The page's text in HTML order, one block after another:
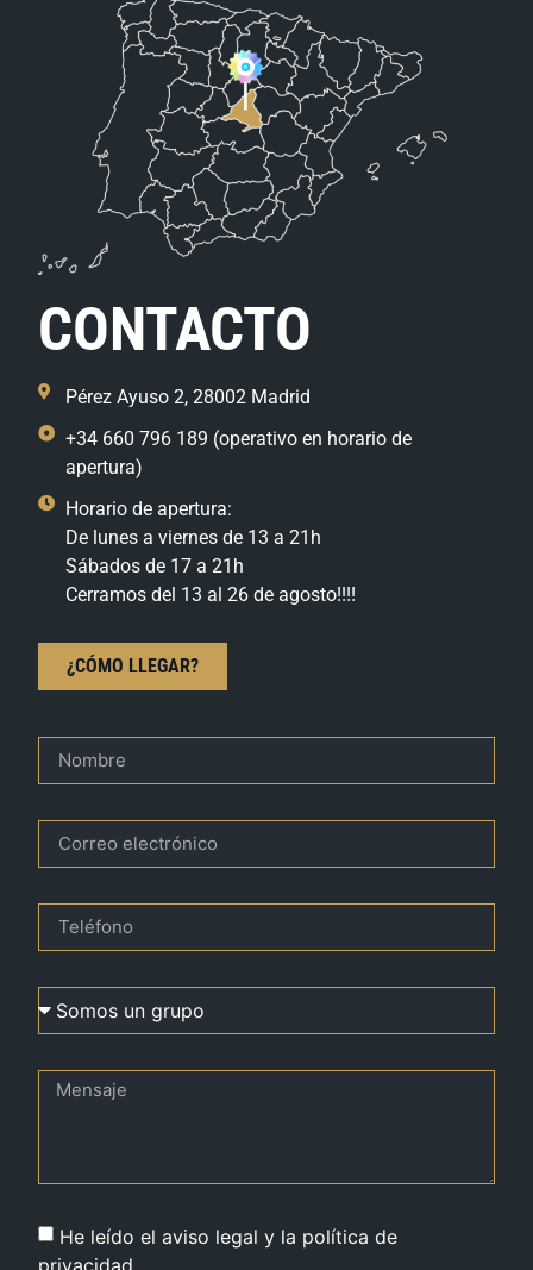
CONTACTO
Pérez Ayuso 2, 28002 Madrid
+34 660 796 189 (operativo en horario de
apertura)
Horario de apertura:
De lunes a viernes de 13 a 21h
Sábados de 17 a 21h
Cerramos del 13 al 26 de agosto!!!!
¿CÓMO LLEGAR?
He leído el aviso legal y la política de
privacidad